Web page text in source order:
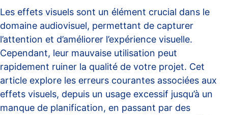
Les effets visuels sont un élément crucial dans le
domaine audiovisuel, permettant de capturer
l’attention et d’améliorer l’expérience visuelle.
Cependant, leur mauvaise utilisation peut
rapidement ruiner la qualité de votre projet. Cet
article explore les erreurs courantes associées aux
effets visuels, depuis un usage excessif jusqu’à un
manque de planification, en passant par des